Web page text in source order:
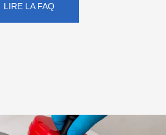
LIRE LA FAQ